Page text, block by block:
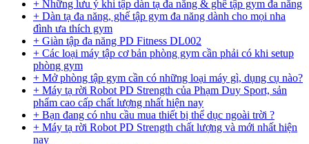
+ Những lưu ý khi tập dàn tạ đa năng & ghế tập gym đa năng
+ Dàn tạ đa năng, ghế tập gym đa năng dành cho mọi nha
đình ưa thích gym
+ Giàn tập đa năng PD Fitness DL002
+ Các loại máy tập cơ bản phòng gym cần phải có khi setup
phòng gym
+ Mở phòng tập gym cần có những loại máy gì, dụng cụ nào?
+ Máy tạ rời Robot PD Strength của Phạm Duy Sport, sản
phẩm cao cấp chất lượng nhất hiện nay
+ Bạn đang có nhu cầu mua thiết bị thể dục ngoài trời ?
+ Máy tạ rời Robot PD Strength chất lượng và mới nhất hiện
nay